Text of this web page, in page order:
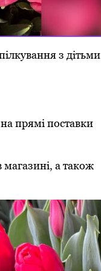
з дітьми
прямі поставки
а також